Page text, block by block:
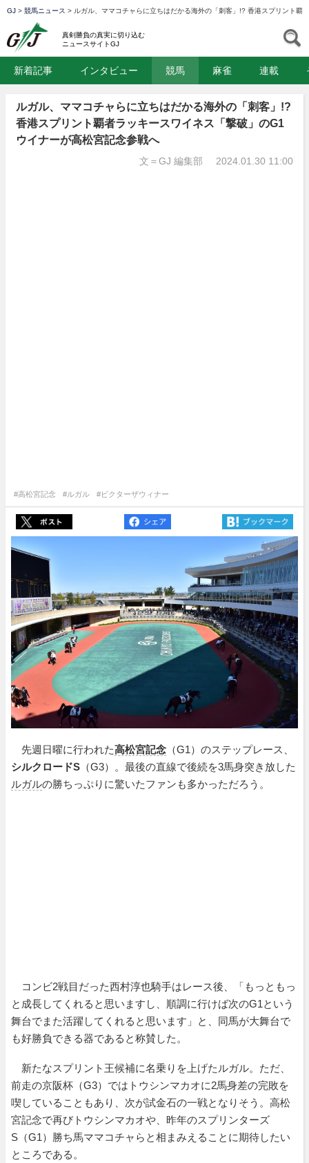
GJ > 競馬ニュース > ルガル、ママコチャらに立ちはだかる海外の「刺客」!? 香港スプリント覇
真剣勝負の真実に切り込む
ニュースサイトGJ
新着記事 インタビュー 競馬 麻雀 連載
ルガル、ママコチャらに立ちはだかる海外の「刺客」!?
香港スプリント覇者ラッキースワイネス「撃破」のG1
ウイナーが高松宮記念参戦へ
文＝GJ 編集部 2024.01.30 11:00
#高松宮記念 #ルガル #ビクターザウィナー
先週日曜に行われた高松宮記念 （G1）のステップレース、
シルクロードS （G3）。最後の直線で後続を3馬身突き放した
ルガルの勝ちっぷりに驚いたファンも多かっただろう。
コンビ2戦目だった西村淳也騎手はレース後、「もっともっ
と成長してくれると思いますし、順調に行けば次のG1という
舞台でまた活躍してくれると思います」と、同馬が大舞台で
も好勝負できる器であると称賛した。
新たなスプリント王候補に名乗りを上げたルガル。ただ、
前走の京阪杯（G3）ではトウシンマカオに2馬身差の完敗を
喫していることもあり、次が試金石の一戦となりそう。高松
宮記念で再びトウシンマカオや、昨年のスプリンターズ
S（G1）勝ち馬ママコチャらと相まみえることに期待したい
ところである。